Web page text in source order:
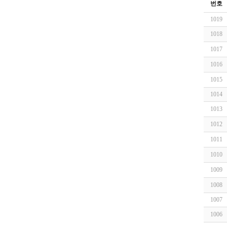
번호
1019
1018
1017
1016
1015
1014
1013
1012
1011
1010
1009
1008
1007
1006